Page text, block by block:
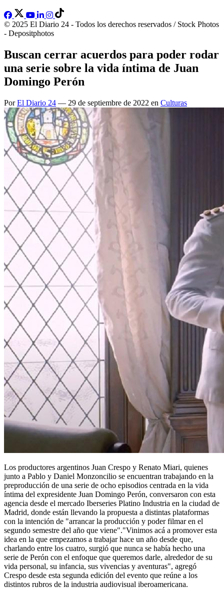
© 2025 El Diario 24 - Todos los derechos reservados / Stock Photos
- Depositphotos
Buscan cerrar acuerdos para poder rodar
una serie sobre la vida íntima de Juan
Domingo Perón
PorEl Diario 24 — 29 de septiembre de 2022 en Culturas
Los productores argentinos Juan Crespo y Renato Miari, quienes
junto a Pablo y Daniel Monzoncilio se encuentran trabajando en la
preproducción de una serie de ocho episodios centrada en la vida
íntima del expresidente Juan Domingo Perón, conversaron con esta
agencia desde el mercado Iberseries Platino Industria en la ciudad de
Madrid, donde están llevando la propuesta a distintas plataformas
con la intención de "arrancar la producción y poder filmar en el
segundo semestre del año que viene"."Vinimos acá a promover esta
idea en la que empezamos a trabajar hace un año desde que,
charlando entre los cuatro, surgió que nunca se había hecho una
serie de Perón con el enfoque que queremos darle, alrededor de su
vida personal, su infancia, sus vivencias y aventuras", agregó
Crespo desde esta segunda edición del evento que reúne a los
distintos rubros de la industria audiovisual iberoamericana.